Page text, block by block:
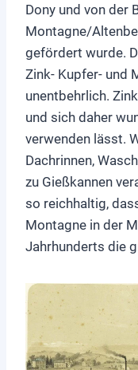
Dony und von der
Montagne/
gefördert wurde.
Zink- Kupfer- und
unentbehrlich.
und sich daher
verwenden lässt.
Dachrinnen,
zu Gießkannen
so reichhaltig,
Montagne in der
Jahrhunderts die